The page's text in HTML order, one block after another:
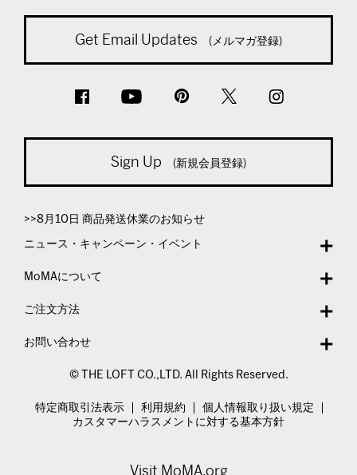
Get Email Updates (メルマガ登録)
Sign Up (新規会員登録)
>>8月10日 商品発送休業のお知らせ
ニュース・キャンペーン・イベント
MoMAについて
ご注文方法
お問い合わせ
© THE LOFT CO.,LTD. All Rights Reserved.
特定商取引法表示 利用規約
個人情報取り扱い規定
カスタマーハラスメントに対する基本方針
Visit MoMA.org